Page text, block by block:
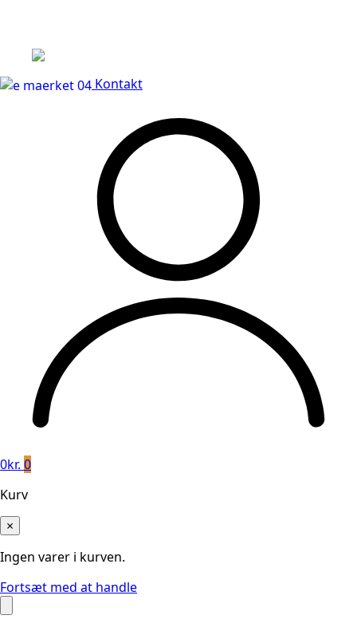
Kontakt
0kr. 0
Kurv
×
Ingen varer i kurven.
Fortsæt med at handle